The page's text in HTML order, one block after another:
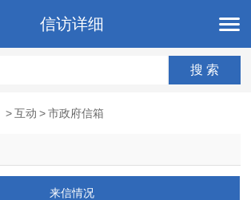
信访详细
> 互动 > 市政府信箱
来信情况